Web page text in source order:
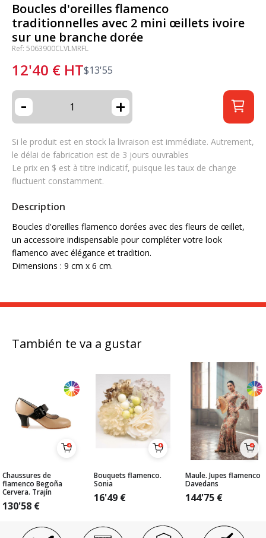
Boucles d'oreilles flamenco
traditionnelles avec 2 mini œillets ivoire
sur une branche dorée
Ref: 5063900CLVLMRFL
12'40 € HT$13'55
- +
Si le produit est en stock la livraison est immédiate. Autrement,
le délai de fabrication est de 3 jours ouvrables
Le prix en $ est à titre indicatif, puisque les taux de change
fluctuent constamment.
Description
Boucles d'oreilles flamenco dorées avec des fleurs de œillet,
un accessoire indispensable pour compléter votre look
flamenco avec élégance et tradition.
Dimensions : 9 cm x 6 cm.
También te va a gustar
Chaussures de
flamenco Begoña
Cervera. Trajín
130'58 €
Bouquets flamenco.
Sonia
16'49 €
Maule. Jupes flamenco
Davedans
144'75 €